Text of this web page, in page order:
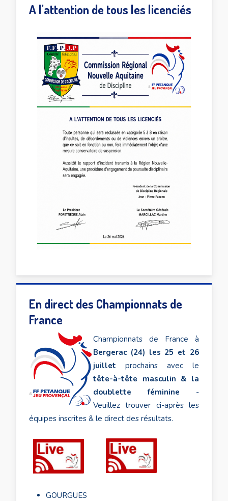
A l'attention de tous les licenciés
En direct des Championnats de
France
Championnats de France à
Bergerac (24) les 25 et 26
juillet prochains avec le
tête-à-tête masculin & la
doublette féminine -
Veuillez trouver ci-après les
équipes inscrites & le direct des résultats.
GOURGUES
Formulaire mutation
Bordereau Licence